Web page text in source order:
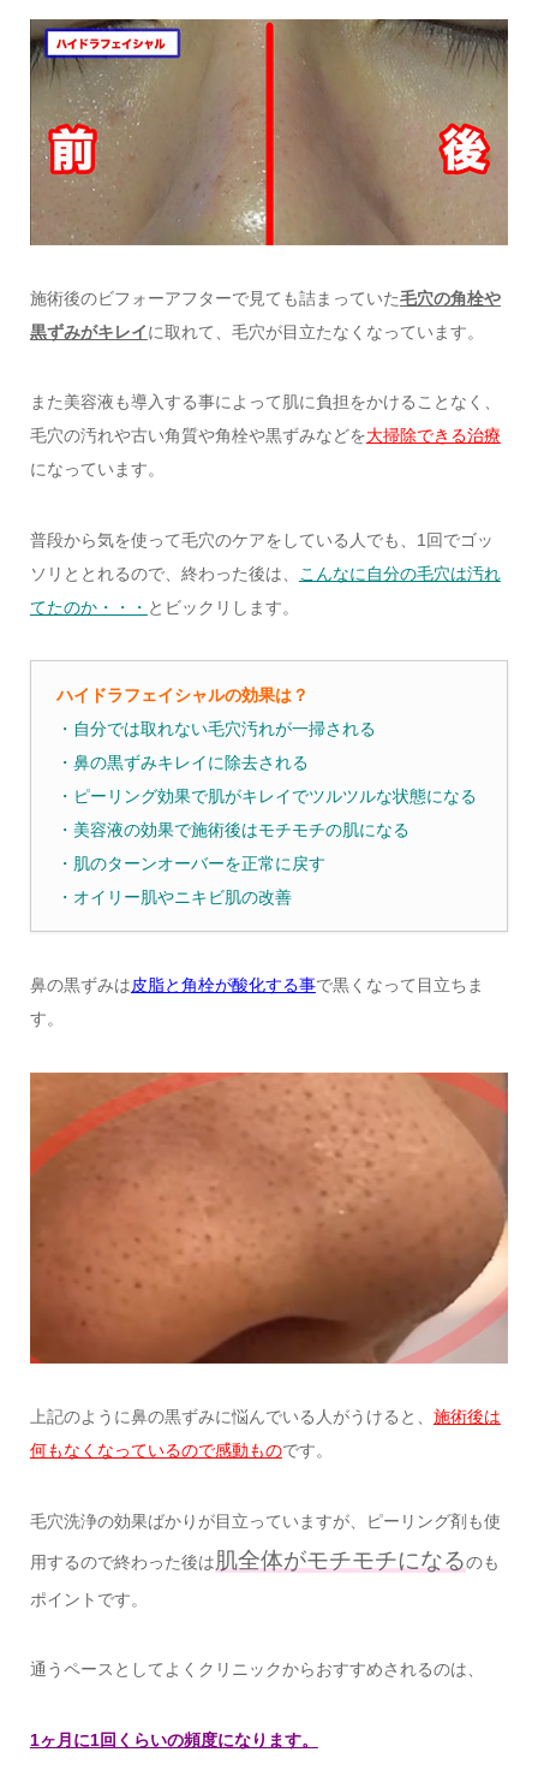
施術後のビフォーアフターで見ても詰まっていた毛穴の角栓や
黒ずみがキレイに取れて、毛穴が目立たなくなっています。
また美容液も導入する事によって肌に負担をかけることなく、
毛穴の汚れや古い角質や角栓や黒ずみなどを大掃除できる治療
になっています。
普段から気を使って毛穴のケアをしている人でも、1回でゴッ
ソリととれるので、終わった後は、
こんなに自分の毛穴は汚れ
てたのか・・・ とビックリします。
ハイドラフェイシャルの効果は？
・自分では取れない毛穴汚れが一掃される
・鼻の黒ずみキレイに除去される
・ピーリング効果で肌がキレイでツルツルな状態になる
・美容液の効果で施術後はモチモチの肌になる
・肌のターンオーバーを正常に戻す
・オイリー肌やニキビ肌の改善
鼻の黒ずみは皮脂と角栓が酸化する事で黒くなって目立ちま
す。
上記のように鼻の黒ずみに悩んでいる人がうけると、 施術後は
何もなくなっているので感動ものです。
毛穴洗浄の効果ばかりが目立っていますが、ピーリング剤も使
用するので終わった後は肌全体がモチモチになるのも
ポイントです。
通うペースとしてよくクリニックからおすすめされるのは、
1ヶ月に1回くらいの頻度になります。